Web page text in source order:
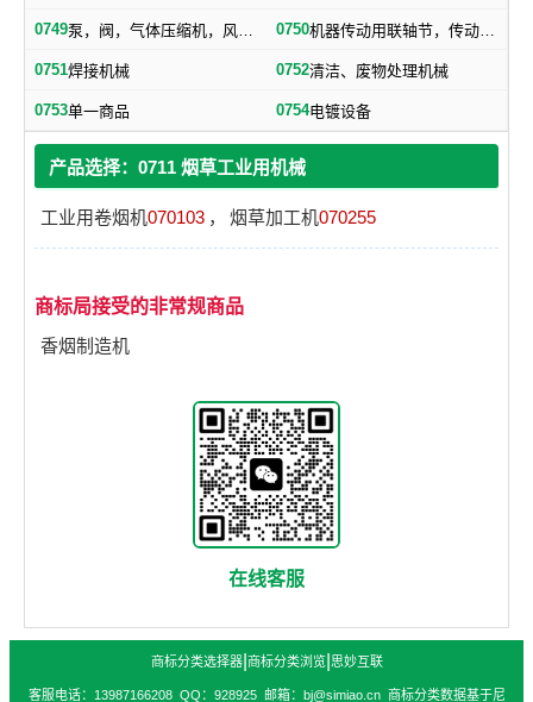
0749 泵，阀，气体压缩机，风机，，液压元件，气动元件 0750 机器传动用联轴节，传动带及其他机器零部件
0751焊接机械 0752清洁、废物处理机械
0753单一商品 0754电镀设备
产品选择：0711 烟草工业用机械
工业用卷烟机070103 ， 烟草加工机070255
商标局接受的非常规商品
香烟制造机
在线客服
商标分类选择器| 商标分类浏览| 思妙互联
客服电话：13987166208 QQ：928925 邮箱：bj@simiao.cn 商标分类数据基于尼